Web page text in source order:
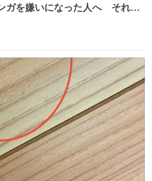
ガを嫌いになった人へ それで
article/96186 『映画
』を3回観て、原作も追ってい
す🖊